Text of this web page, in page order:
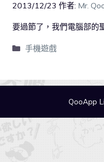
2013/12/23 作者: Mr.
要過節了，我們電腦部的
手機遊戲
QooApp